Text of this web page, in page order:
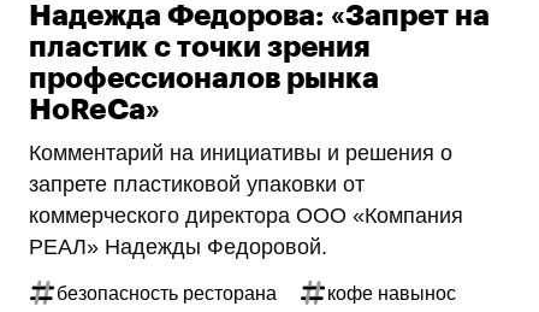
Надежда Федорова: «Запрет на
пластик с точки зрения
профессионалов рынка
HoReCa»
Комментарий на инициативы и решения о
запрете пластиковой упаковки от
коммерческого директора ООО «Компания
РЕАЛ» Надежды Федоровой.
безопасность ресторана
кофе навынос